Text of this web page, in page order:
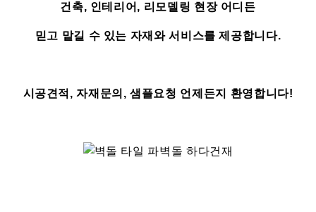
건축, 인테리어, 리모델링 현장 어디든
믿고 맡길 수 있는 자재와 서비스를 제공합니다.
시공견적, 자재문의, 샘플요청 언제든지 환영합니다!